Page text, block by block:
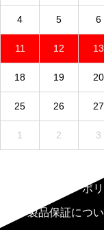
4 5 6
11 12 13
18 19 20
25 26 27
1 2 3
プライバシーポ
製品保証につ